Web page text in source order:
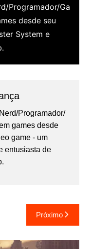
Programador/Ga
desde seu
System e
Programador/
games desde
game - um
entusiasta de
Próximo